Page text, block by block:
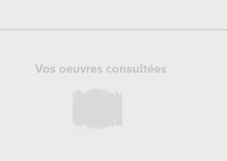
Vos oeuvres consultées